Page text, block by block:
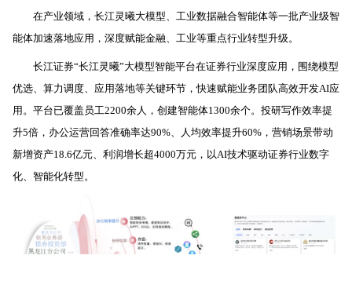
在产业领域， 长江灵曦大模型、工业数据融合智能体等一批产业级智
能体加速落地应用，深度赋能金融、工业等重点行业转型升级。
长江证券“长江灵曦”大模型智能平台在证券行业深度应用，围绕模型
优选、算力调度、应用落地等关键环节，快速赋能业务团队高效开发AI应
用。平台已覆盖员工2200余人，创建智能体1300余个。投研写作效率提
升5倍，办公运营回答准确率达90%、人均效率提升60%，营销场景带动
新增资产18.6亿元、利润增长超4000万元，以AI技术驱动证券行业数字
化、智能化转型。